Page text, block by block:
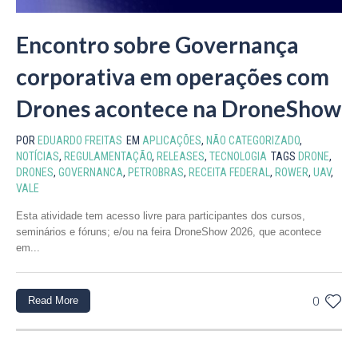
Encontro sobre Governança
corporativa em operações com
Drones acontece na DroneShow
POR EDUARDO FREITAS EM APLICAÇÕES, NÃO CATEGORIZADO,
NOTÍCIAS, REGULAMENTAÇÃO, RELEASES, TECNOLOGIA TAGS DRONE,
DRONES, GOVERNANCA, PETROBRAS, RECEITA FEDERAL , ROWER, UAV,
VALE
Esta atividade tem acesso livre para participantes dos cursos,
seminários e fóruns; e/ou na feira DroneShow 2026, que acontece
em...
0
Read More